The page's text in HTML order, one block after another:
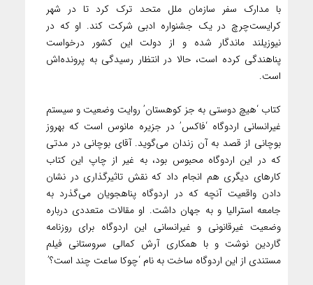
با مدارک سفر سازمان ملل متحد ترک کرد تا در شهر
کرایست‌چرچ در یک جشنواره ادبی شرکت کند. او که در
نیوزیلند ماندگار شده و از دولت این کشور درخواست
پناهندگی کرده است، حالا در انتظار رسیدگی به پرونده‌اش
است.
کتاب ‘هیچ دوستی به جز کوهستان’ روایت وضعیت و سیستم
غیرانسانی اردوگاه ‘فاکس’ در جزیره مانوس است که بهروز
بوچانی از قصد به آن زندان می‌گوید. ‌‌‌آقای بوچانی در مدتی
که در این اردوگاه محبوس بود، به غیر از چاپ این کتاب
کارهای دیگری هم انجام داد که نقش تاثیرگذاری در نشان
دادن واقعیت آنچه که در اردوگاه پناهجویان می‌گذرد به
جامعه استرالیا و به جهان داشت. او مقالات متعددی درباره
وضعیت غیرقانونی و غیرانسانی این اردوگاه برای روزنامه
گاردین نوشت و با همکاری آرش کمالی سروستانی فیلم
مستندی از این اردوگاه ساخت به نام ‘چوکا ساعت چند است؟‌’‌‌